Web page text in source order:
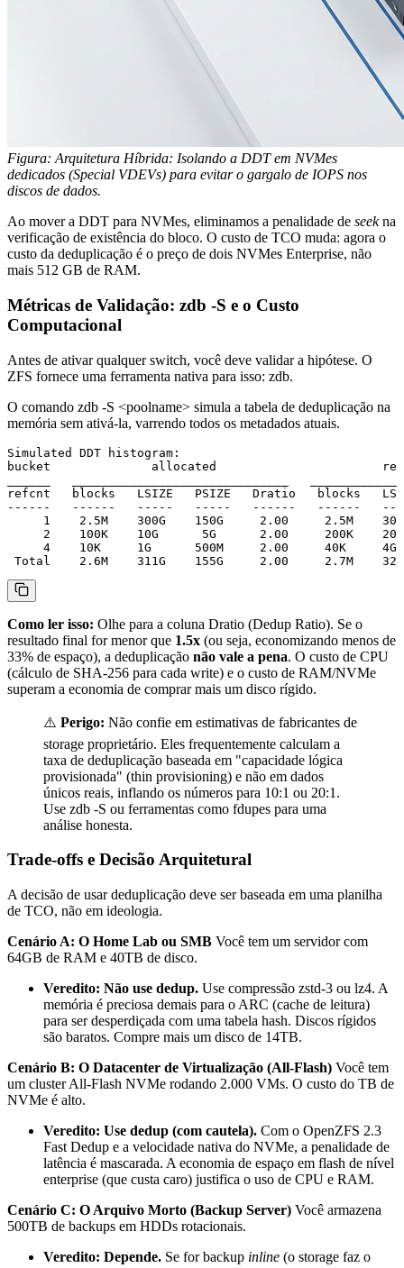
Figura: Arquitetura Híbrida: Isolando a DDT em NVMes
dedicados (Special VDEVs) para evitar o gargalo de IOPS nos
discos de dados.
Ao mover a DDT para NVMes, eliminamos a penalidade de seekna
verificação de existência do bloco. O custo de TCO muda: agora o
custo da deduplicação é o preço de dois NVMes Enterprise, não
mais 512 GB de RAM.
Métricas de Validação: zdb -S e o Custo
Computacional
Antes de ativar qualquer switch, você deve validar a hipótese. O
ZFS fornece uma ferramenta nativa para isso: zdb.
O comando zdb -S <poolname> simula a tabela de deduplicação na
memória sem ativá-la, varrendo todos os metadados atuais.
Simulated DDT histogram:
bucket              allocated
refcnt   blocks   LSIZE   PSIZE   Dratio   blocks
------   ------   -----   -----   ------   ------
1    2.5M    300G    150G     2.00     2.5M
2    100K    10G      5G      2.00     200K
4    10K     1G      500M     2.00     40K     4G
Como ler isso: Olhe para a coluna Dratio (Dedup Ratio). Se o
resultado final for menor que 1.5x (ou seja, economizando menos de
33% de espaço), a deduplicação não vale a pena. O custo de CPU
(cálculo de SHA-256 para cada write) e o custo de RAM/NVMe
superam a economia de comprar mais um disco rígido.
⚠️ Perigo: Não confie em estimativas de fabricantes de
storage proprietário. Eles frequentemente calculam a
taxa de deduplicação baseada em "capacidade lógica
provisionada" (thin provisioning) e não em dados
únicos reais, inflando os números para 10:1 ou 20:1.
Use zdb -S ou ferramentas como fdupes para uma
análise honesta.
Trade-offs e Decisão Arquitetural
A decisão de usar deduplicação deve ser baseada em uma planilha
de TCO, não em ideologia.
Cenário A: O Home Lab ou SMB Você tem um servidor com
64GB de RAM e 40TB de disco.
Veredito: Não use dedup. Use compressão zstd-3 ou lz4. A
memória é preciosa demais para o ARC (cache de leitura)
para ser desperdiçada com uma tabela hash. Discos rígidos
são baratos. Compre mais um disco de 14TB.
Cenário B: O Datacenter de Virtualização (All-Flash) Você tem
um cluster All-Flash NVMe rodando 2.000 VMs. O custo do TB de
NVMe é alto.
Veredito: Use dedup (com cautela). Com o OpenZFS 2.3
Fast Dedup e a velocidade nativa do NVMe, a penalidade de
latência é mascarada. A economia de espaço em flash de nível
enterprise (que custa caro) justifica o uso de CPU e RAM.
Cenário C: O Arquivo Morto (Backup Server) Você armazena
500TB de backups em HDDs rotacionais.
Veredito: Depende. Se for backup inline (o storage faz o